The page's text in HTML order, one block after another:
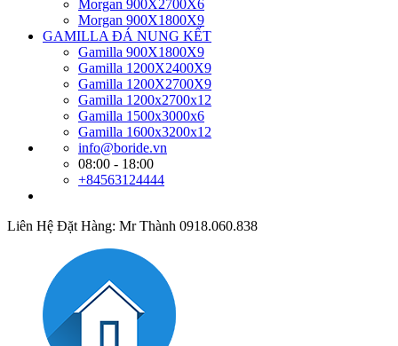
Morgan 900X2700X6
Morgan 900X1800X9
GAMILLA ĐÁ NUNG KẾT
Gamilla 900X1800X9
Gamilla 1200X2400X9
Gamilla 1200X2700X9
Gamilla 1200x2700x12
Gamilla 1500x3000x6
Gamilla 1600x3200x12
info@boride.vn
08:00 - 18:00
+84563124444
Liên Hệ Đặt Hàng: Mr Thành 0918.060.838